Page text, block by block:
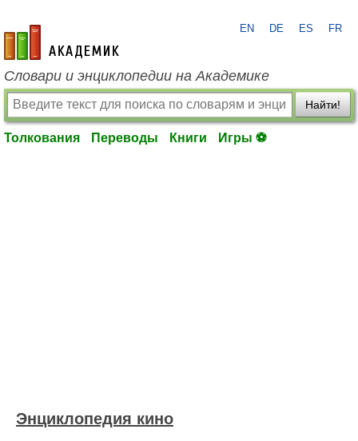
academic.ru
EN DE ES FR
Словари и энциклопедии на Академике
Найти!
Толкования Переводы Книги Игры ⚽
Энциклопедия кино